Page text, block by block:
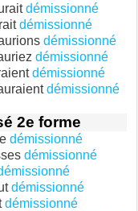
démissionné
démissionné
démissionné
démissionné
démissionné
démissionné
2e forme
démissionné
démissionné
démissionné
démissionné